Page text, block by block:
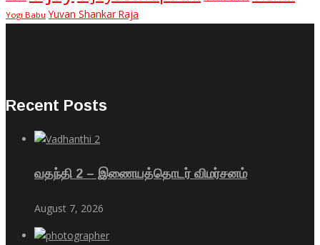
Yogi Babu Yuvan Shankar Raja
Recent Posts
வதந்தி 2 – இணையத்தொடர் விமர்சனம்
August 7, 2026